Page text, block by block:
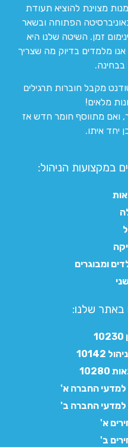
מצוינת להוציא תעודת
הפתוחה ובשאר
זמן. השיטה שלנו היא
מלמדים בדיוק מה שצריך
בבחינה.
מקבל חוברות תרגילים
מלאים!
ואם מתווסף חומר חדש אז
יחד איתו.
במקצועות הניהול:
ומבוגרים
באתר שלנו:​
החברה א'
החברה ב'
א'
ב'